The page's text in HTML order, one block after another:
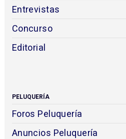
Entrevistas
Concurso
Editorial
PELUQUERÍA
Foros Peluquería
Anuncios Peluquería